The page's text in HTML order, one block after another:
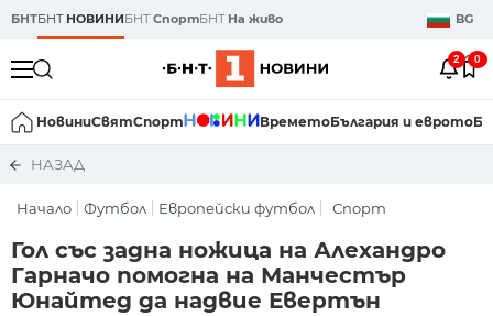
БНТБНТ НОВИНИБНТСпортБНТ На живо BG
2 0
НовиниСвятСпорт ВреметоБългария и еврото
НАЗАД
Начало Футбол Европейски футбол Спорт
Гол със задна ножица на Алехандро
Гарначо помогна на Манчестър
Юнайтед да надвие Евертън